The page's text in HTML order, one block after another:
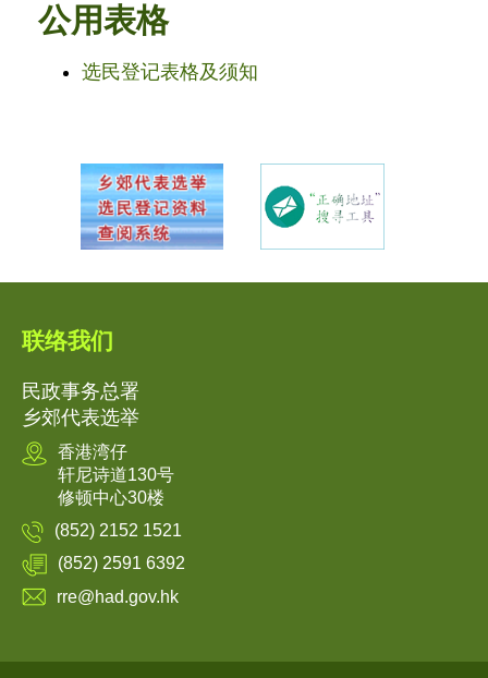
公用表格
选民登记表格及须知
联络我们
民政事务总署
乡郊代表选举
香港湾仔
轩尼诗道130号
修顿中心30楼
(852) 2152 1521
(852) 2591 6392
rre@had.gov.hk